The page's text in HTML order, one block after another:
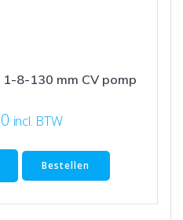
8-130 mm CV pomp
incl. BTW
Bestellen